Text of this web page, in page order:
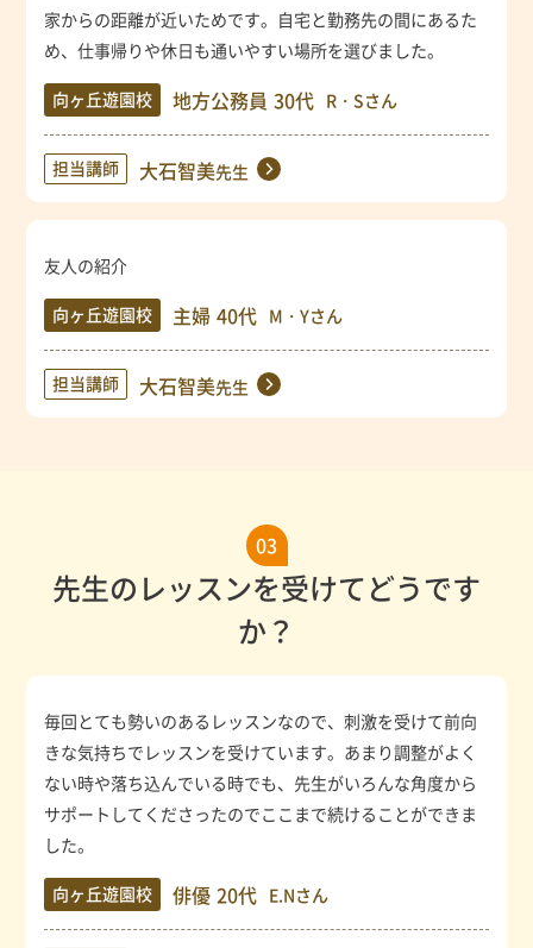
家からの距離が近いためです。自宅と勤務先の間にあるた
め、仕事帰りや休日も通いやすい場所を選びました。
向ヶ丘遊園校 地方公務員 30代 R・Sさん
担当講師 大石智美先生
友人の紹介
向ヶ丘遊園校 主婦 40代 M・Yさん
担当講師 大石智美先生
03
先生のレッスンを受けてどうです
か？
毎回とても勢いのあるレッスンなので、刺激を受けて前向
きな気持ちでレッスンを受けています。あまり調整がよく
ない時や落ち込んでいる時でも、先生がいろんな角度から
サポートしてくださったのでここまで続けることができま
した。
向ヶ丘遊園校 俳優 20代 E.Nさん